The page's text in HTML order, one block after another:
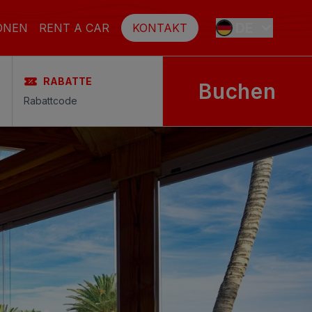
RENT A CAR KONTAKT
EN
FR
SE
NL
RABATTE Buchen